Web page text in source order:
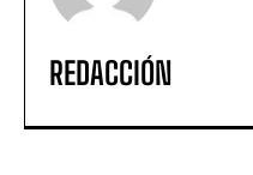
REDACCIÓN